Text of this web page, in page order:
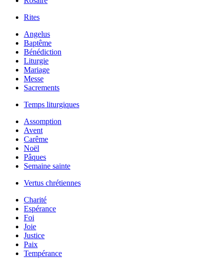
Rites
Angelus
Baptême
Bénédiction
Liturgie
Mariage
Messe
Sacrements
Temps liturgiques
Assomption
Avent
Carême
Noël
Pâques
Semaine sainte
Vertus chrétiennes
Charité
Espérance
Foi
Joie
Justice
Paix
Tempérance